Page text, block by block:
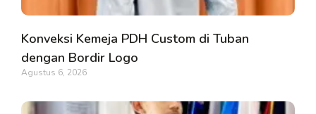
Konveksi Kemeja PDH Custom di Tuban
dengan Bordir Logo
Agustus 6, 2026